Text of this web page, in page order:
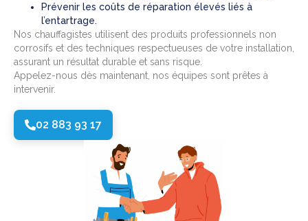
Prévenir les coûts de réparation élevés liés à
l’entartrage.
Nos chauffagistes utilisent des produits professionnels non
corrosifs et des techniques respectueuses de votre installation,
assurant un résultat durable et sans risque.
Appelez-nous dès maintenant, nos équipes sont prêtes à
intervenir.
02 883 93 17